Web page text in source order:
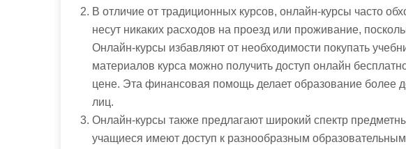
В отличие от традиционных курсов, онлайн-курсы часто
несут никаких расходов на проезд или проживание,
Онлайн-курсы избавляют от необходимости покупать
материалов курса можно получить доступ онлайн
цене. Эта финансовая помощь делает образование более
лиц.
Онлайн-курсы также предлагают широкий спектр
учащиеся имеют доступ к разнообразным